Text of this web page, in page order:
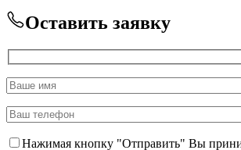
Оставить заявку
Нажимая кнопку "Отправить" Вы